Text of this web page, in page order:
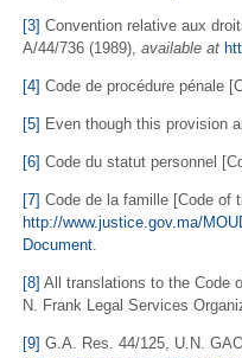
[3] Convention relative aux
A/44/736 (1989), available at
[4] Code de procédure pénale
[5] Even though this provision
[6] Code du statut personnel
[7] Code de la famille [Code of
http://www.justice.gov.ma/
Document
[8] All translations to the Code
N. Frank Legal Services
[9] G.A. Res. 44/125, U.N.